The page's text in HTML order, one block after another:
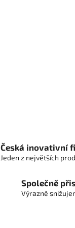
Česká inovativní
Jeden z největších
Společně
Výrazně